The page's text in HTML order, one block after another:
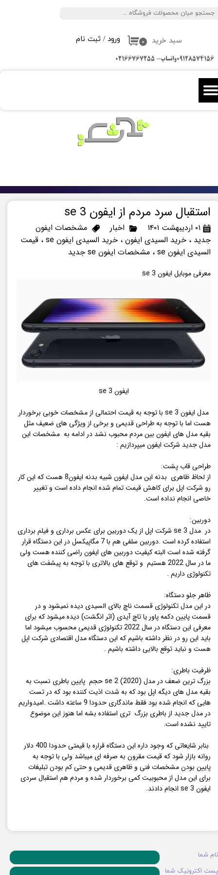
ورود / ثبت نام
تغییر گذر واژه
سفارشات
خروج از حساب کاربری
۰ سبد خرید
استقبال سرد مردم از ایفون se 3
۰۱ اردیبهشت ۱۴۰۱ اخبار
مشخصات ایفون
جدید ، خرید السیدی ایفون ، خرید السیدی ایفون se ، قیمت
السیدی ایفون se
، مشخصات ایفون se جدید
معرفی موبایل ایفون se 3
ایفون se 3
مدل ایفون se 3 با توجه به قیمت احتمالی از مشخصات خوبی برخوردار
هست اما با توجه به طراحی قدیمی و برخی از ویژگی های ضعیف مثل
بقیه مدل های ایفون بین مردم محبوب نشد در ادامه به مشخصات این
مدل جدید شرکت ایفون میپردازیم :
طراحی قاب پشت:
از لحاظ ظاهری بدنه این مدل ایفون شبیه بدنه ایفون8 هست که این کار
رو شرکت اپل برای کاهش قیمت تمام شده انجام داده است و تغییر
خاصی انجام نداده است.
دوربین:
در مدل se 3 شرکت اپل از یک دوربین برای عکس برداری و فیلم برداری
استفاده کرده است .دوربین سلفی هم با 7 مگاپیکسل در این دستگاه قرار
گرفته شده است البته کیفیت دوربین های ایفون راضی کننده هست ولی
ما در سال 2022 هستیم و توقع های بالاتری با توجه به پیشفت های
تکنولوژی داریم .
ظاهر جلو دستگاه:
در این مدل تکنولوژی قسمت ناچ بالای السیدی دیده نمیشود و در
قسمت پایین دکمه پاور یا تاچ آیدی (اثر انگشت) دیده میشود که برای
معرفی این دستگاه در سال 2022 تکنولوژی قدیمی محسوب میشود اما
باید این رو در نظر داشته باشیم که این دستگاه مدل اقتصادی شرکت اپل
هست و نباید توقع بالایی داشته باشیم .
ظرفیت باطری:
بزرگ ترین ضعف در مدل se 2 (2020) حجم پایین باطری نسبت به
بقیه مدل های دیگه اپل بود که به شدت اذیت کننده بود که در تست
هایی که انجام شده بود فقط ماندگاری حدودا 9 ساعته داشت .امیدواریم
در مدل جدید از باطری بزرگ تری استفاده بشه اما هنوز این موضوع
تایید نشده است.
بنابر شایعاتی که وجود داره این دستگاه قراره با قیمتی حدودا 400 دلار
روانه بازار شود که قیمت مقرون به صرفه ای میباشد ولی با توجه به
پایین بودن مشخصات فنی و ظاهری قدیمی و حتی کم بودن تبلیغات
برای این مدل از محبوبیت کمی برخوردار شده و مردم هم استقبال سردی
ایفون se 3 انجام دادند.
نام شما
پست اکترونیک شما